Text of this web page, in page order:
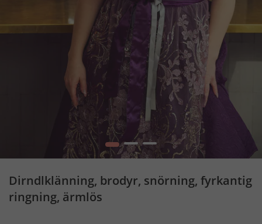
1 2 3
Dirndlklänning, brodyr, snörning, fyrkantig
ringning, ärmlös